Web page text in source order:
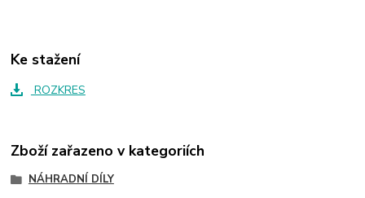
Ke stažení
ROZKRES
Zboží zařazeno v kategoriích
NÁHRADNÍ DÍLY